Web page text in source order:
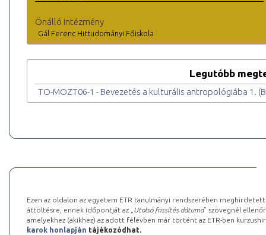
Önálló intézmény
Gál Ferenc Hittudományi Főiskola
Legutóbb
TO-MOZT06-1 - Bevezetés a kulturális antropológiába 1.
Ezen az oldalon az egyetem ETR tanulmányi rendszerében
áttöltésre, ennek időpontját az „ Utolsó frissítés dátuma” szövegnél
amelyekhez (akikhez) az adott félévben már történt az ETR-ben
karok honlapján tájékozódhat.